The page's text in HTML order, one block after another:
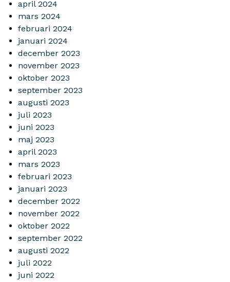
april 2024
mars 2024
februari 2024
januari 2024
december 2023
november 2023
oktober 2023
september 2023
augusti 2023
juli 2023
juni 2023
maj 2023
april 2023
mars 2023
februari 2023
januari 2023
december 2022
november 2022
oktober 2022
september 2022
augusti 2022
juli 2022
juni 2022